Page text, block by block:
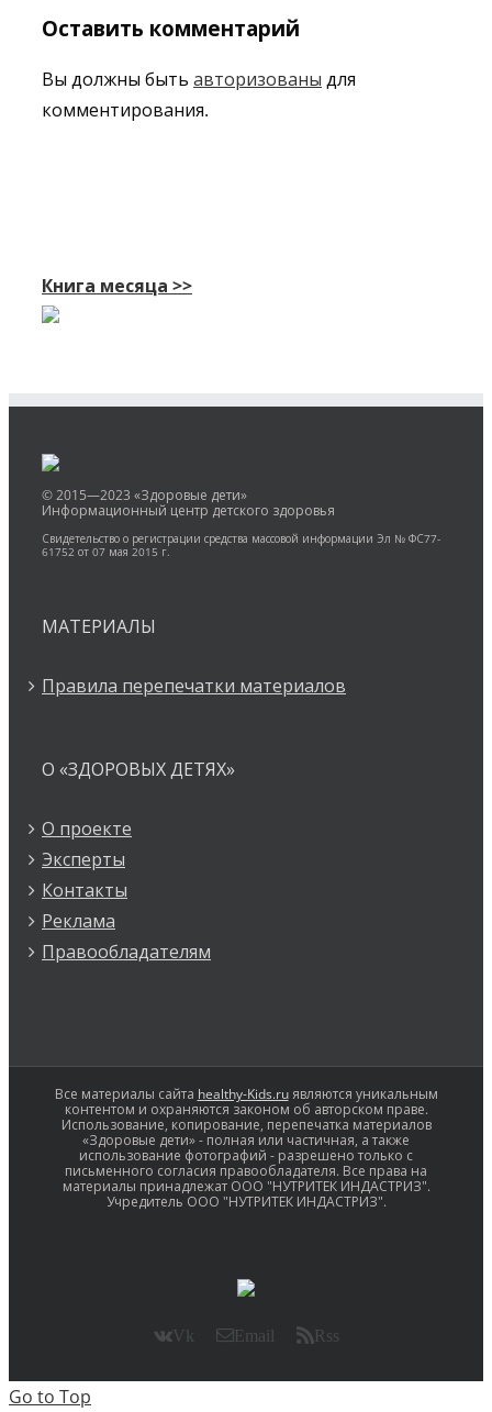
Оставить комментарий
Вы должны быть авторизованы для
комментирования.
Книга месяца >>
© 2015—2023 «Здоровые дети»
Информационный центр детского здоровья
Свидетельство о регистрации средства массовой информации Эл № ФС77-
61752 от 07 мая 2015 г.
МАТЕРИАЛЫ
Правила перепечатки материалов
О «ЗДОРОВЫХ ДЕТЯХ»
О проекте
Эксперты
Контакты
Реклама
Правообладателям
Все материалы сайта healthy-Kids.ruявляются уникальным
контентом и охраняются законом об авторском праве.
Использование, копирование, перепечатка материалов
«Здоровые дети» - полная или частичная, а также
использование фотографий - разрешено только с
письменного согласия правообладателя. Все права на
материалы принадлежат ООО "НУТРИТЕК ИНДАСТРИЗ".
Учредитель ООО "НУТРИТЕК ИНДАСТРИЗ".
Vk Email Rss
Go to Top